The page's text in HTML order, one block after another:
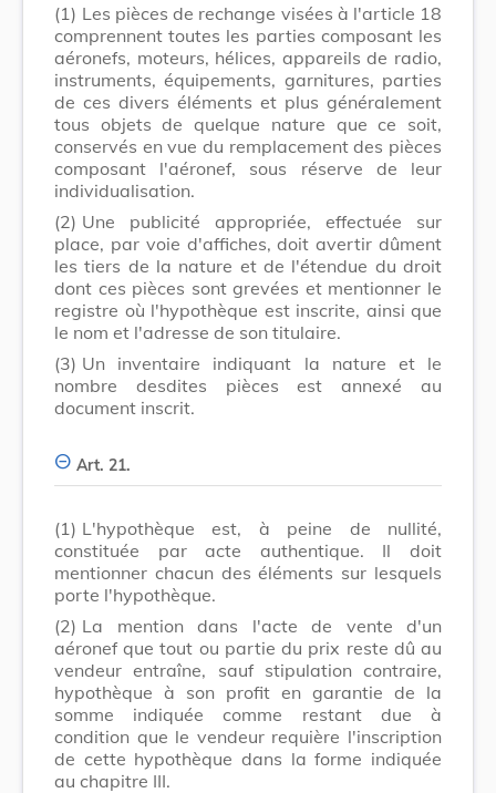
(1) Les pièces de rechange visées à l'article 18
comprennent toutes les parties composant les
aéronefs, moteurs, hélices, appareils de radio,
instruments, équipements, garnitures, parties
de ces divers éléments et plus généralement
tous objets de quelque nature que ce soit,
conservés en vue du remplacement des pièces
composant l'aéronef, sous réserve de leur
individualisation.
(2) Une publicité appropriée, effectuée sur
place, par voie d'affiches, doit avertir dûment
les tiers de la nature et de l'étendue du droit
dont ces pièces sont grevées et mentionner le
registre où l'hypothèque est inscrite, ainsi que
le nom et l'adresse de son titulaire.
(3) Un inventaire indiquant la nature et le
nombre desdites pièces est annexé au
document inscrit.
Art. 21.
(1) L'hypothèque est, à peine de nullité,
constituée par acte authentique. Il doit
mentionner chacun des éléments sur lesquels
porte l'hypothèque.
(2) La mention dans l'acte de vente d'un
aéronef que tout ou partie du prix reste dû au
vendeur entraîne, sauf stipulation contraire,
hypothèque à son profit en garantie de la
somme indiquée comme restant due à
condition que le vendeur requière l'inscription
de cette hypothèque dans la forme indiquée
au chapitre III.